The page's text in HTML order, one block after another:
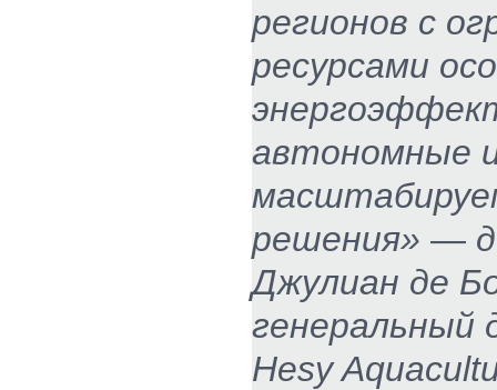
регионов с
ресурсами
автономные
решения» —
Джулиан де
генеральный
Hesy